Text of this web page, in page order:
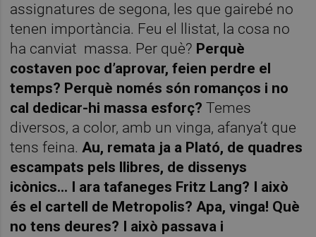
assignatures de segona, les que gairebé no
tenen importància. Feu el llistat, la cosa no
ha canviat massa. Per què? Perquè
costaven poc d’aprovar, feien perdre el
temps? Perquè només són romanços i no
cal dedicar-hi massa esforç? Temes
diversos, a color, amb un vinga, afanya’t que
tens feina.Au, remata ja a Plató, de quadres
escampats pels llibres, de dissenys
icònics... I ara tafaneges Fritz Lang? I això
és el cartell de Metropolis? Apa, vinga! Què
no tens deures?
I això passava i